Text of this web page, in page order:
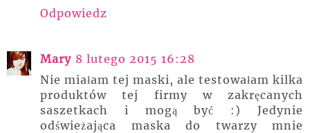
Odpowiedz
Mary 8 lutego 2015 16:28
Nie miałam tej maski, ale testowałam kilka
produktów tej firmy w zakręcanych
saszetkach i mogą być :) Jedynie
odświeżająca maska do twarzy mnie